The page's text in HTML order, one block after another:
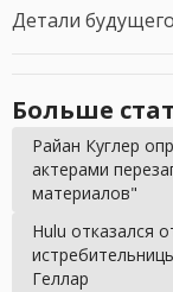
Детали
Больше
Райан Куглер
актерами
материалов"
Hulu отказался
Геллар